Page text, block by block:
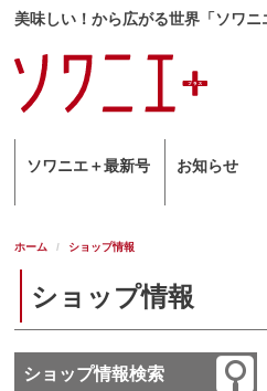
美味しい！から広がる世界「ソワニ
ソワニエ＋最新号 お知らせ
ホーム ショップ情報
ショップ情報
ショップ情報検索